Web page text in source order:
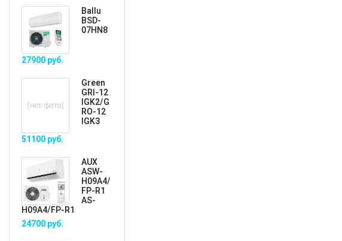
Ballu
BSD-
07HN8
27900 руб.
Green
GRI-12
IGK2/G
RO-12
IGK3
51100 руб.
AUX
ASW-
H09A4/
FP-R1
AS-
H09A4/FP-R1
24700 руб.